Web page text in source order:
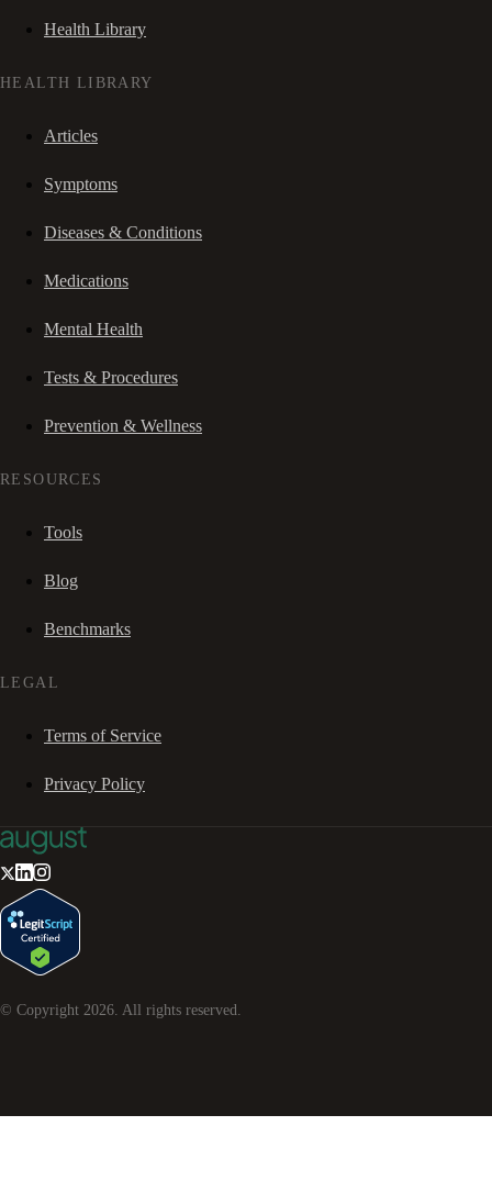
Health Library
HEALTH LIBRARY
Articles
Symptoms
Diseases & Conditions
Medications
Mental Health
Tests & Procedures
Prevention & Wellness
RESOURCES
Tools
Blog
Benchmarks
LEGAL
Terms of Service
Privacy Policy
© Copyright 2026 . All rights reserved.